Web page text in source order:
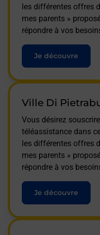
les différentes offres
mes parents »
répondre à vos
Je découvre
Ville Di
Vous désirez
téléassistance dans
les différentes offres
mes parents »
répondre à vos
Je découvre